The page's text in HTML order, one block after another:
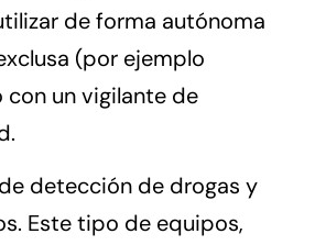
de forma autónoma
(por ejemplo
con un vigilante de
detección de drogas y
Este tipo de equipos,